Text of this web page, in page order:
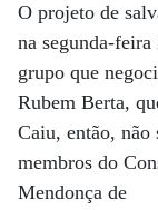
O projeto de
na segunda-
grupo que
Rubem Berta,
Caiu, então, não
membros do
Mendonça de